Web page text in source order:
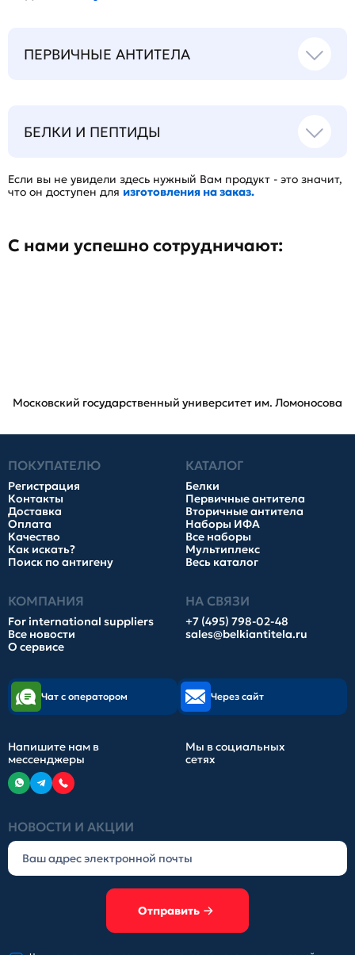
ПЕРВИЧНЫЕ АНТИТЕЛА
БЕЛКИ И ПЕПТИДЫ
Если вы не увидели здесь нужный Вам продукт - это значит,
что он доступен для изготовления на заказ.
С нами успешно сотрудничают:
Московский государственный университет им. Ломоносова
ПОКУПАТЕЛЮ
Регистрация
Контакты
Доставка
Оплата
Качество
Как искать?
Поиск по антигену
КАТАЛОГ
Белки
Первичные антитела
Вторичные антитела
Наборы ИФА
Все наборы
Мультиплекс
Весь каталог
КОМПАНИЯ
For international suppliers
Все новости
О сервисе
НА СВЯЗИ
+7 (495) 798-02-48
sales@belkiantitela.ru
НОВОСТИ И АКЦИИ
Отправить
Чат с оператором Через сайт
Напишите нам в
мессенджеры
Мы в социальных
сетях